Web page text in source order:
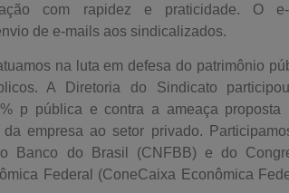
com rapidez e praticidade. O e-
de e-mails aos sindicalizados.
na luta em defesa do patrimônio
A Diretoria do Sindicato
p pública e contra a ameaça proposta
empresa ao setor privado.
Banco do Brasil (CNFBB) e do
Federal (ConeCaixa Econômica